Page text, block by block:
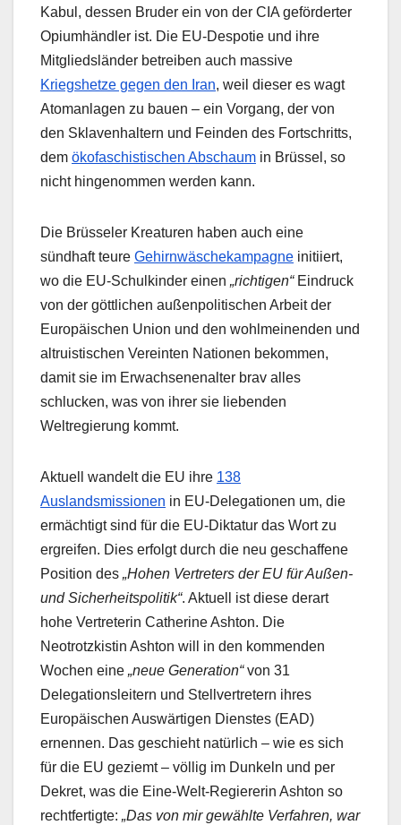
Kabul, dessen Bruder ein von der CIA geförderter
Opiumhändler ist. Die EU-Despotie und ihre
Mitgliedsländer betreiben auch massive
Kriegshetze gegen den Iran, weil dieser es wagt
Atomanlagen zu bauen – ein Vorgang, der von
den Sklavenhaltern und Feinden des Fortschritts,
dem ökofaschistischen Abschaum in Brüssel, so
nicht hingenommen werden kann.
Die Brüsseler Kreaturen haben auch eine
sündhaft teure Gehirnwäschekampagne initiiert,
wo die EU-Schulkinder einen „richtigen“Eindruck
von der göttlichen außenpolitischen Arbeit der
Europäischen Union und den wohlmeinenden und
altruistischen Vereinten Nationen bekommen,
damit sie im Erwachsenenalter brav alles
schlucken, was von ihrer sie liebenden
Weltregierung kommt.
Aktuell wandelt die EU ihre 138
Auslandsmissionen in EU-Delegationen um, die
ermächtigt sind für die EU-Diktatur das Wort zu
ergreifen. Dies erfolgt durch die neu geschaffene
Position des „Hohen Vertreters der EU für Außen-
und Sicherheitspolitik“. Aktuell ist diese derart
hohe Vertreterin Catherine Ashton. Die
Neotrotzkistin Ashton will in den kommenden
Wochen eine „neue Generation“von 31
Delegationsleitern und Stellvertretern ihres
Europäischen Auswärtigen Dienstes (EAD)
ernennen. Das geschieht natürlich – wie es sich
für die EU geziemt – völlig im Dunkeln und per
Dekret, was die Eine-Welt-Regiererin Ashton so
rechtfertigte: „Das von mir gewählte Verfahren, war